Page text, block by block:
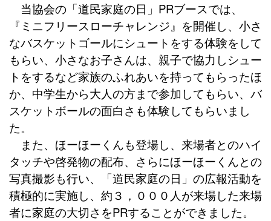
当協会の「道民家庭の日」PRブースでは、
『ミニフリースローチャレンジ』を開催し、小さ
なバスケットゴールにシュートをする体験をして
もらい、小さなお子さんは、親子で協力しシュー
トをするなど家族のふれあいを持ってもらったほ
か、中学生から大人の方まで参加してもらい、バ
スケットボールの面白さも体験してもらいまし
た。
また、ほーほーくんも登場し、来場者とのハイ
タッチや啓発物の配布、さらにほーほーくんとの
写真撮影も行い、「道民家庭の日」の広報活動を
積極的に実施し、約３，０００人が来場した来場
者に家庭の大切さをPRすることができました。